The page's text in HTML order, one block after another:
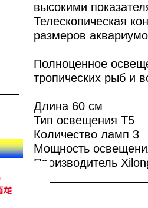
высокими
Телескопическая
размеров
Полноценное
тропических рыб и
Длина 60 см
Тип освещения T5
Количество ламп 3
Мощность
Производитель